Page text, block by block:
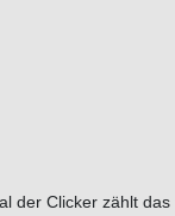
Kristalle
der Clicker zählt das